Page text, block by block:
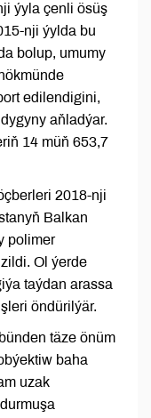
ýyla çenli ösüş
nji ýylda bu
bolup, umumy
edilendigini,
aňladýar.
14 müň 653,7
2018-nji
Balkan
polimer
Ol ýerde
taýdan arassa
öndürilýär.
täze önüm
baha
uzak